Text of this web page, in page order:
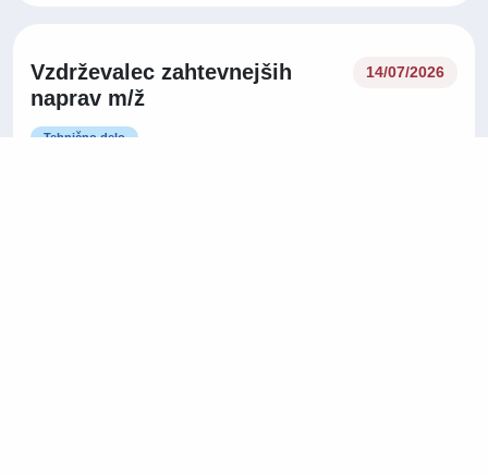
Vzdrževalec zahtevnejših
naprav m/ž
14/07/2026
Tehnično delo